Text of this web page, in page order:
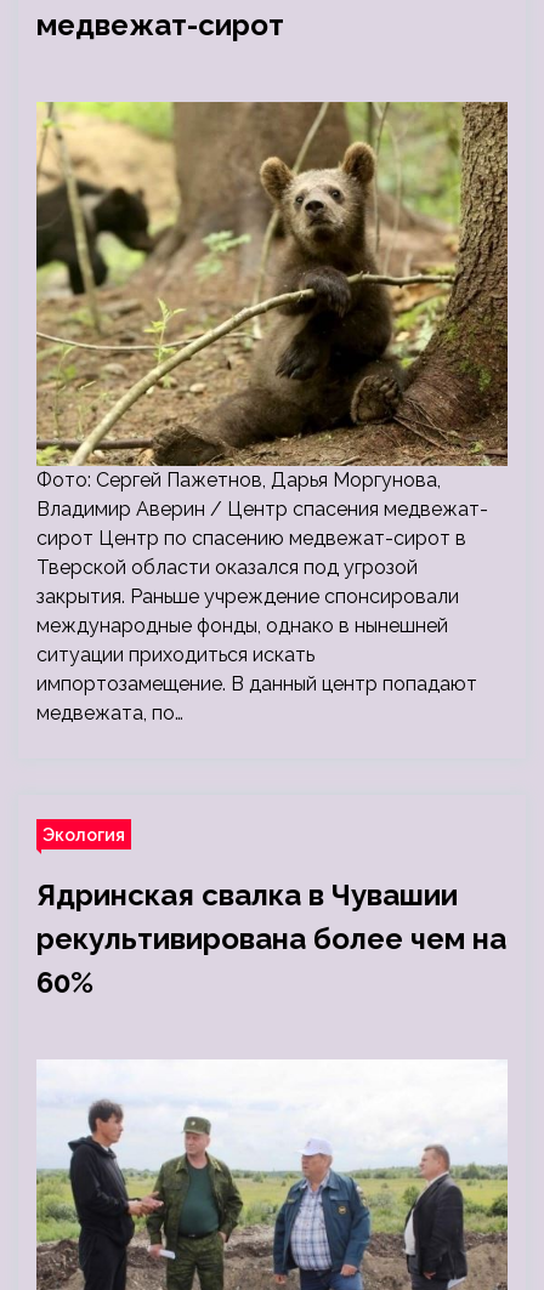
медвежат-сирот
Фото: Сергей Пажетнов, Дарья Моргунова,
Владимир Аверин / Центр спасения медвежат-
сирот Центр по спасению медвежат-сирот в
Тверской области оказался под угрозой
закрытия. Раньше учреждение спонсировали
международные фонды, однако в нынешней
ситуации приходиться искать
импортозамещение. В данный центр попадают
медвежата, по…
Экология
Ядринская свалка в Чувашии
рекультивирована более чем на
60%